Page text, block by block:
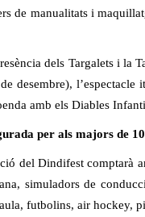
de manualitats i
dels Targalets i la
desembre), l’espectacle
amb els Diables
per als majors de
del Dindifest comptarà
simuladors de
futbolins, air hockey,